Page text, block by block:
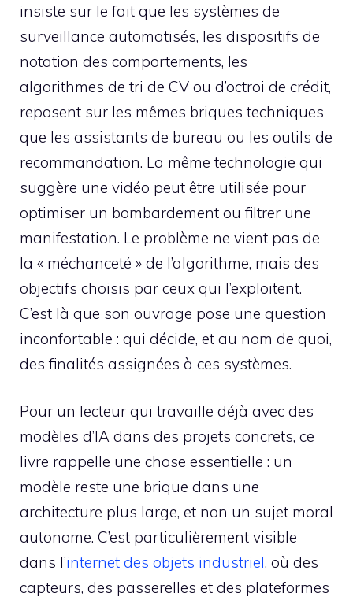
insiste sur le fait que les systèmes de
surveillance automatisés, les dispositifs de
notation des comportements, les
algorithmes de tri de CV ou d’octroi de crédit,
reposent sur les mêmes briques techniques
que les assistants de bureau ou les outils de
recommandation. La même technologie qui
suggère une vidéo peut être utilisée pour
optimiser un bombardement ou filtrer une
manifestation. Le problème ne vient pas de
la « méchanceté » de l’algorithme, mais des
objectifs choisis par ceux qui l’exploitent.
C’est là que son ouvrage pose une question
inconfortable : qui décide, et au nom de quoi,
des finalités assignées à ces systèmes.
Pour un lecteur qui travaille déjà avec des
modèles d’IA dans des projets concrets, ce
livre rappelle une chose essentielle : un
modèle reste une brique dans une
architecture plus large, et non un sujet moral
autonome. C’est particulièrement visible
dans l’internet des objets industriel, où des
capteurs, des passerelles et des plateformes